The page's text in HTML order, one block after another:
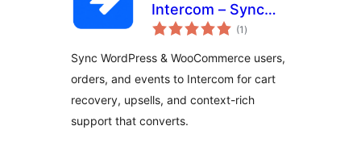
Intercom – Sync
Users, Orders &
(1 celkové
hodnocení
)
Sync WordPress & WooCommerce users,
orders, and events to Intercom for cart
recovery, upsells, and context-rich
support that converts.